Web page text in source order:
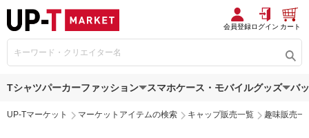
会員登録ログイン カート
Tシャツパーカーファッション スマホケース・モバイルグッズ バ
UP-Tマーケット マーケットアイテムの検索 キャップ販売一覧 趣味販売一